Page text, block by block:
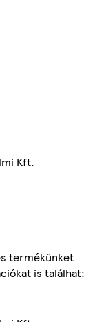
Kft.
termékünket
is találhat: